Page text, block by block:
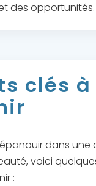
des opportunités.
clés à
dans une
voici
: